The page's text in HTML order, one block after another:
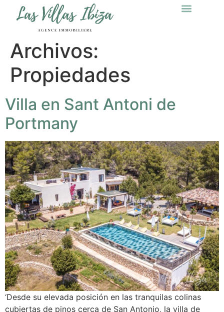
Archivos:
Propiedades
Villa en Sant Antoni de
Portmany
‘Desde su elevada posición en las tranquilas colinas
cubiertas de pinos cerca de San Antonio, la villa de